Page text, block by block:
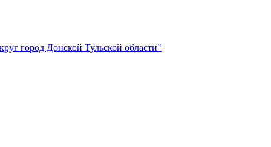
город Донской Тульской области"